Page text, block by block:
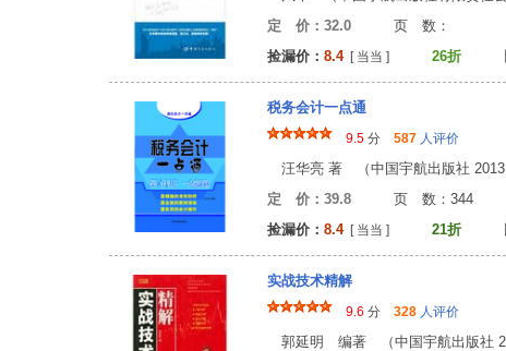
定 价：32.0 页
捡漏价： 8.4[ 当当 ] 26折 比
税务会计一点通
9.5 分 587 人评价
汪华亮 著 （中国宇航出版社
定 价：39.8 页 数
捡漏价： 8.4[ 当当 ] 21折 比
实战技术精解
9.6 分 328 人评价
郭延明 编著 （中国宇航出版社